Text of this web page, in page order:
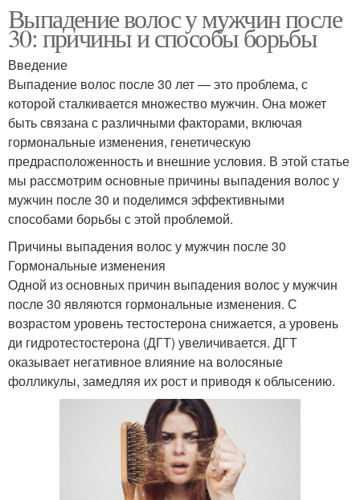
Выпадение волос у мужчин после
30: причины и способы борьбы
Введение
Выпадение волос после 30 лет — это проблема, с
которой сталкивается множество мужчин. Она может
быть связана с различными факторами, включая
гормональные изменения, генетическую
предрасположенность и внешние условия. В этой статье
мы рассмотрим основные причины выпадения волос у
мужчин после 30 и поделимся эффективными
способами борьбы с этой проблемой.
Причины выпадения волос у мужчин после 30
Гормональные изменения
Одной из основных причин выпадения волос у мужчин
после 30 являются гормональные изменения. С
возрастом уровень тестостерона снижается, а уровень
ди гидротестостерона (ДГТ) увеличивается. ДГТ
оказывает негативное влияние на волосяные
фолликулы, замедляя их рост и приводя к облысению.